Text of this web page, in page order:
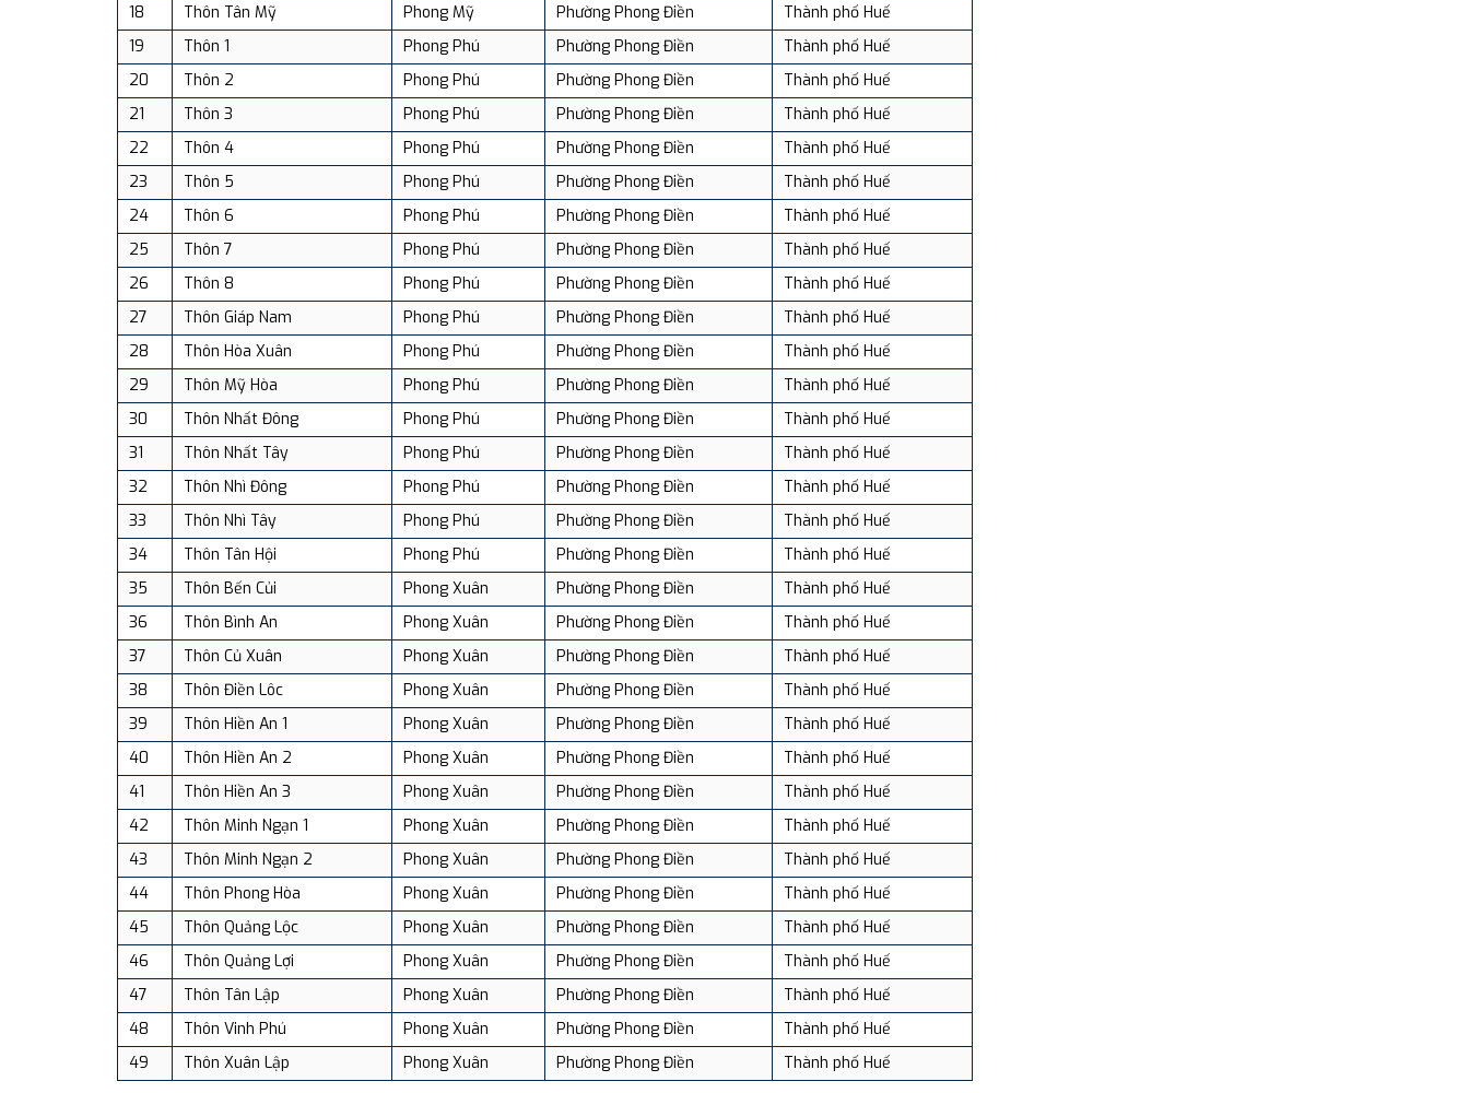
18
Thôn Tân Mỹ Phong Mỹ Phường Phong Điền
Thành phố Huế
19
Thôn 1 Phong Phú Phường Phong Điền
Thành phố Huế
20
Thôn 2 Phong Phú Phường Phong Điền
Thành phố Huế
21
Thôn 3 Phong Phú Phường Phong Điền
Thành phố Huế
22
Thôn 4 Phong Phú Phường Phong Điền
Thành phố Huế
23
Thôn 5 Phong Phú Phường Phong Điền
Thành phố Huế
24
Thôn 6 Phong Phú Phường Phong Điền
Thành phố Huế
25
Thôn 7 Phong Phú Phường Phong Điền
Thành phố Huế
26
Thôn 8 Phong Phú Phường Phong Điền
Thành phố Huế
27
Thôn Giáp Nam Phong Phú Phường Phong Điền
Thành phố Huế
28
Thôn Hòa Xuân Phong Phú Phường Phong Điền
Thành phố Huế
29
Thôn Mỹ Hòa Phong Phú Phường Phong Điền
Thành phố Huế
30
Thôn Nhất Đông Phong Phú Phường Phong Điền
Thành phố Huế
31
Thôn Nhất Tây Phong Phú Phường Phong Điền
Thành phố Huế
32
Thôn Nhì Đông Phong Phú Phường Phong Điền
Thành phố Huế
33
Thôn Nhì Tây Phong Phú Phường Phong Điền
Thành phố Huế
34
Thôn Tân Hội Phong Phú Phường Phong Điền
Thành phố Huế
35
Thôn Bến Củi Phong Xuân Phường Phong Điền
Thành phố Huế
36
Thôn Bình An Phong Xuân Phường Phong Điền
Thành phố Huế
37
Thôn Củ Xuân Phong Xuân Phường Phong Điền
Thành phố Huế
38
Thôn Điền Lôc Phong Xuân Phường Phong Điền
Thành phố Huế
39
Thôn Hiền An 1 Phong Xuân Phường Phong Điền
Thành phố Huế
40
Thôn Hiền An 2 Phong Xuân Phường Phong Điền
Thành phố Huế
41
Thôn Hiền An 3 Phong Xuân Phường Phong Điền
Thành phố Huế
42
Thôn Minh Ngạn 1 Phong Xuân Phường Phong Điền
Thành phố Huế
43
Thôn Minh Ngạn 2 Phong Xuân Phường Phong Điền
Thành phố Huế
44
Thôn Phong Hòa Phong Xuân Phường Phong Điền
Thành phố Huế
45
Thôn Quảng Lộc Phong Xuân Phường Phong Điền
Thành phố Huế
46
Thôn Quảng Lợi Phong Xuân Phường Phong Điền
Thành phố Huế
47
Thôn Tân Lập Phong Xuân Phường Phong Điền
Thành phố Huế
48
Thôn Vinh Phú Phong Xuân Phường Phong Điền
Thành phố Huế
49
Thôn Xuân Lập Phong Xuân Phường Phong Điền Thành phố Huế